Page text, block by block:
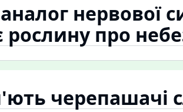
нервової
про
черепашачі